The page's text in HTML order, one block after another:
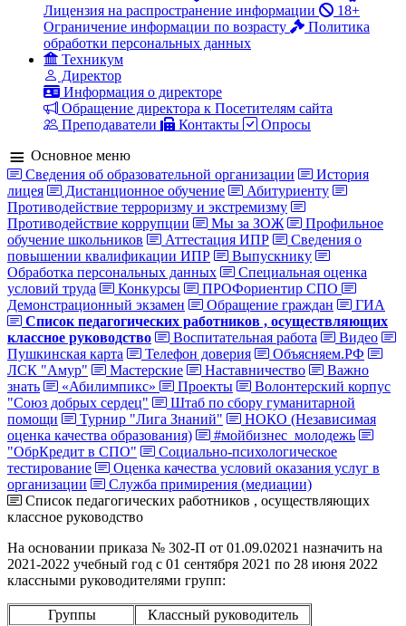
Лицензия на распространение информации
18+
Ограничение информации по возрасту
Политика
обработки персональных данных
Техникум
Директор
Информация о директоре
Обращение директора к Посетителям сайта
Преподаватели
Контакты Опросы
Основное меню
Сведения об образовательной организации
История
лицея
Дистанционное обучение
Абитуриенту
Противодействие терроризму и экстремизму
Противодействие коррупции
Мы за ЗОЖ
Профильное
обучение школьников
Аттестация ИПР
Сведения о
повышении квалификации ИПР
Выпускнику
Обработка персональных данных
Специальная оценка
условий труда
Конкурсы
ПРОФориентир СПО
Демонстрационный экзамен
Обращение граждан
ГИА
Список педагогических работников , осуществляющих
классное руководство
Воспитательная работа
Видео
Пушкинская карта
Телефон доверия
Объясняем.РФ
ЛСК "Амур"
Мастерские Наставничество
Важно
знать
«Абилимпикс» Проекты
Волонтерский корпус
"Союз добрых сердец"
Штаб по сбору гуманитарной
помощи
Турнир "Лига Знаний"
НОКО (Независимая
оценка качества образования)
#мойбизнес_молодежь
"ОбрКредит в СПО"
Социально-психологическое
тестирование
Оценка качества условий оказания услуг в
организации
Служба примирения (медиации)
Список педагогических работников , осуществляющих
классное руководство
На основании приказа № 302-П от 01.09.02021 назначить на
2021-2022 учебный год с 01 сентября 2021 по 28 июня 2022
классными руководителями групп:
Группы
Классный руководитель